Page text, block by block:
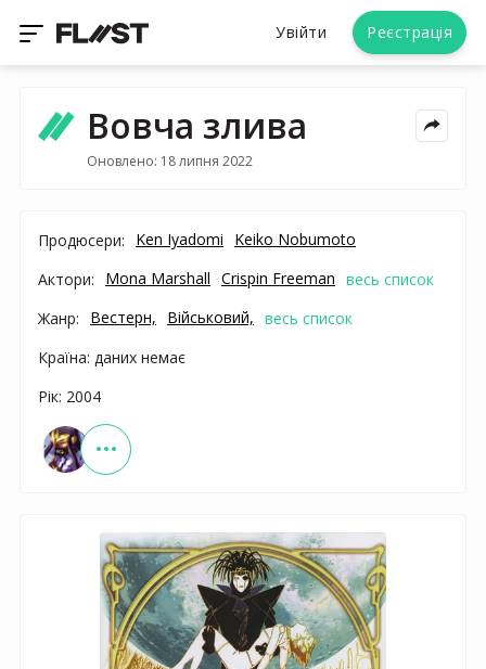
Увійти Реєстрація
Вовча злива
Оновлено: 18 липня 2022
Продюсери: Ken Iyadomi
Keiko Nobumoto
Актори:
Mona Marshall Crispin Freeman весь список
Жанр:
Вестерн, Військовий, весь список
Країна: даних немає
Рік: 2004